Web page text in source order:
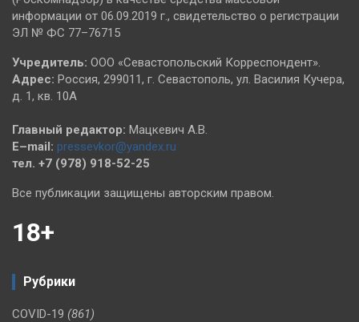
информации от 06.09.2019 г., свидетельство о регистрации
ЭЛ № ФС 77–76715
Учредитель: ООО «Севастопольский Корреспондент».
Адрес: Россия, 299011, г. Севастополь, ул. Василия Кучера,
д. 1, кв. 10А
Главный редактор: Мацкевич А.В.
E–mail: pressevkor@yandex.ru
тел. +7 (978) 918-52-25
Все публикации защищены авторским правом.
18+
Рубрики
COVID-19 (861)